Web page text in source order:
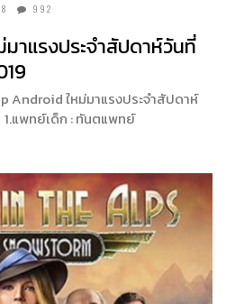
992
มาแรงประจำสัปดาห์วันที่
Android ใหม่มาแรงประจำสัปดาห์
แพทย์เด็ก : ทันตแพทย์